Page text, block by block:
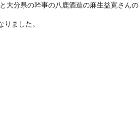
大分県の幹事の八鹿酒造の麻生益寛さんの
ました。